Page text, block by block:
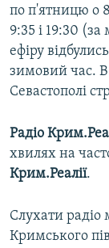
по п'ятницю о
9:35 і 19:30
ефіру
зимовий час.
Севастополі
Радіо
хвилях на
Крим.Реалії.
Слухати радіо
Кримського